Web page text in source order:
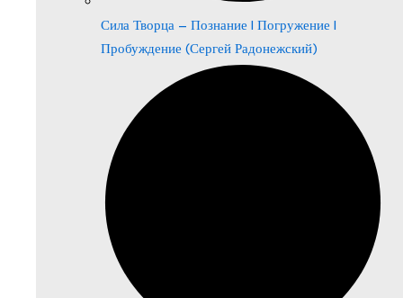
Сила Творца – Познание | Погружение |
Пробуждение (Сергей Радонежский)